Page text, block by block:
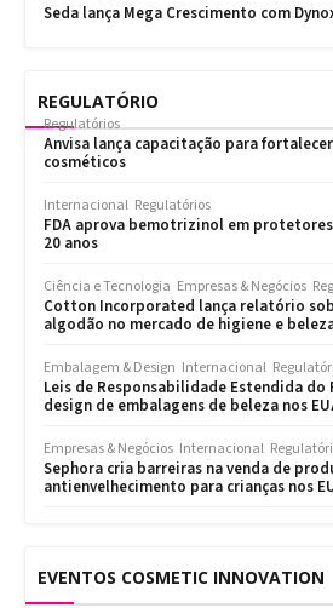
REGULATÓRIO
Regulatórios
Anvisa lança capacitação para
cosméticos
Internacional Regulatórios
FDA aprova bemotrizinol em protetores
20 anos
Ciência e Tecnologia Empresas & Negócios
Cotton Incorporated lança relatório
algodão no mercado de higiene e
Embalagem & Design Internacional
Leis de Responsabilidade Estendida
design de embalagens de beleza nos
Empresas & Negócios Internacional
Sephora cria barreiras na venda de
antienvelhecimento para crianças nos
EVENTOS COSMETIC INNOVATION